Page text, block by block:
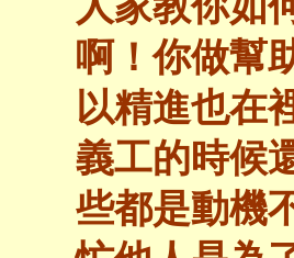
啊！你做幫
以精進也在
義工的時候
些都是動機